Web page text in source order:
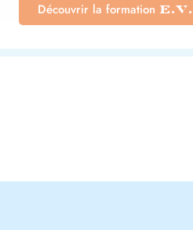
Découvrir la formation